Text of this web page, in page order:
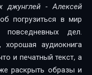
джунглей - Алексей
погрузиться в мир
повседневных дел.
аудиокнига
и печатный текст, а
раскрыть образы и